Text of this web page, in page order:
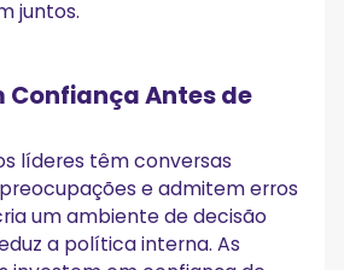
juntos.
Confiança Antes de
líderes têm conversas
e admitem erros
um ambiente de decisão
a política interna. As